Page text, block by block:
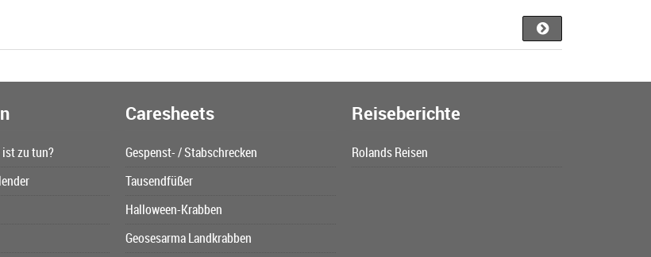
ist zu tun?
Caresheets
Gespenst- / Stabschrecken
Tausendfüßer
Halloween-Krabben
Geosesarma Landkrabben
Reiseberichte
Rolands Reisen